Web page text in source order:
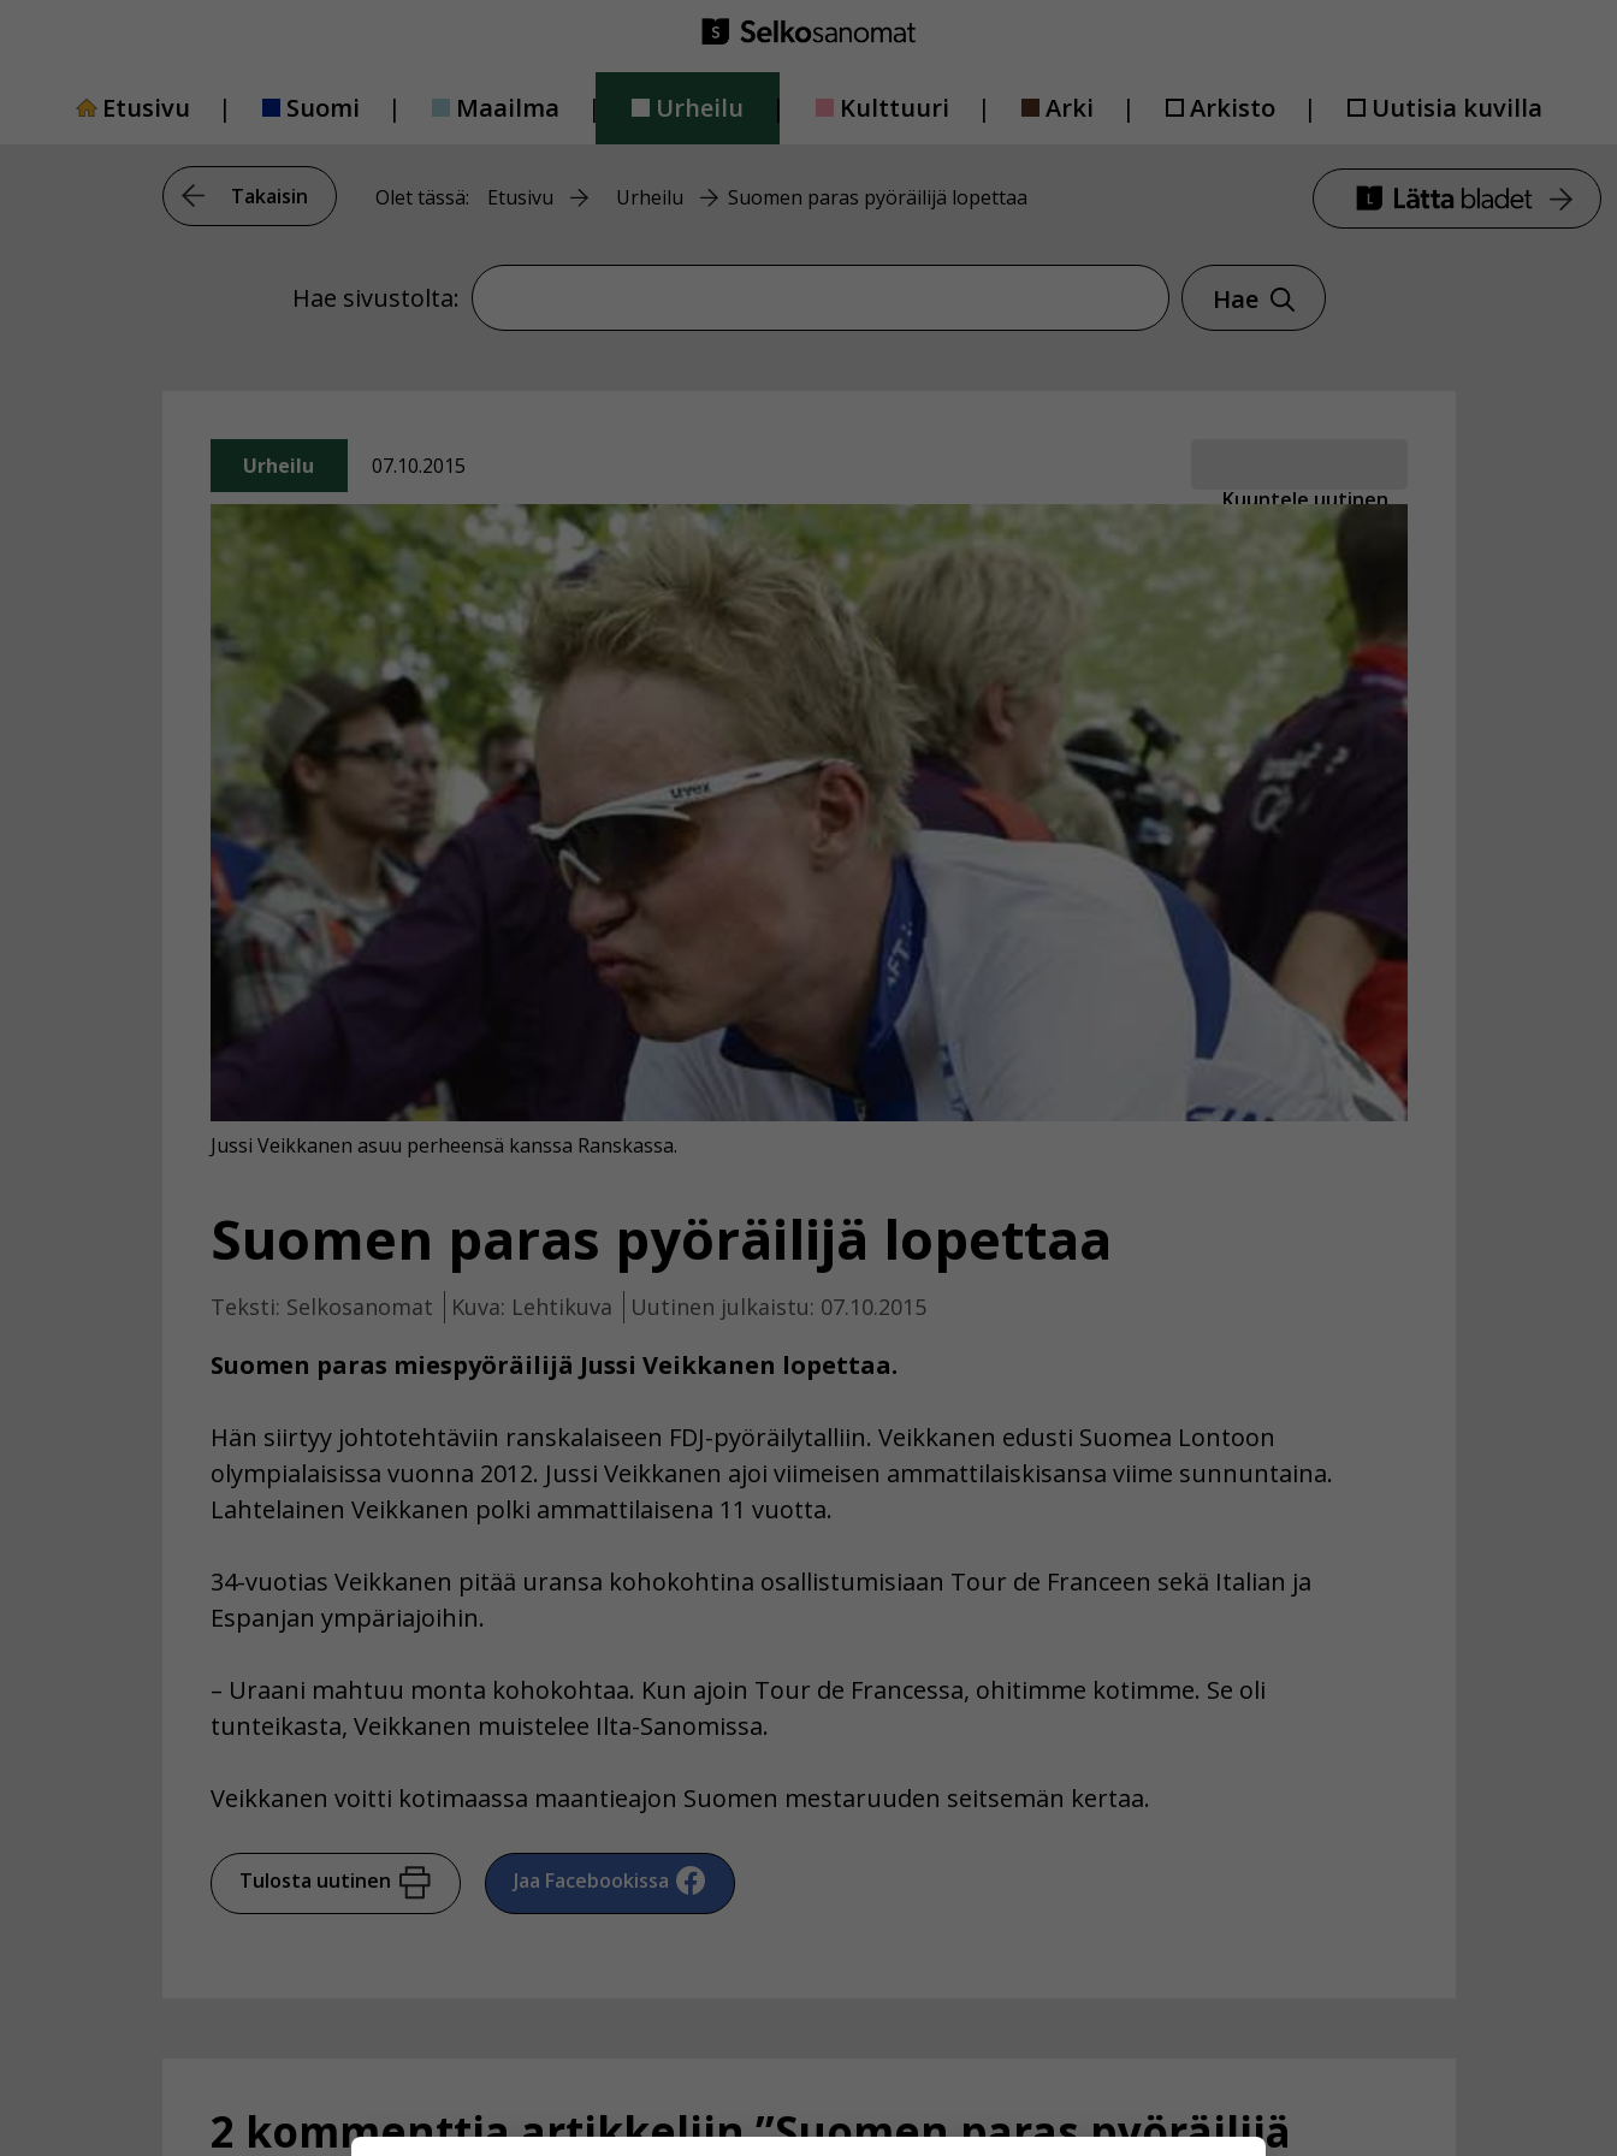
Etusivu
Suomi Maailma Urheilu Kulttuuri Arki Arkisto Uutisia kuvilla
Takaisin Olet tässä: Etusivu Urheilu Suomen paras pyöräilijä lopettaa
Hae sivustolta: Hae sivustolta
Hae
Kuuntele uutinen
Urheilu 07.10.2015
Suomen paras pyöräilijä lopettaa
Teksti: Selkosanomat Kuva: Lehtikuva Uutinen julkaistu: 07.10.2015
Suomen paras miespyöräilijä Jussi Veikkanen lopettaa.
Jussi Veikkanen asuu perheensä kanssa Ranskassa.
Hän siirtyy johtotehtäviin ranskalaiseen FDJ-pyöräilytalliin. Veikkanen edusti Suomea Lontoon
olympialaisissa vuonna 2012. Jussi Veikkanen ajoi viimeisen ammattilaiskisansa viime sunnuntaina.
Lahtelainen Veikkanen polki ammattilaisena 11 vuotta.
34-vuotias Veikkanen pitää uransa kohokohtina osallistumisiaan Tour de Franceen sekä Italian ja
Espanjan ympäriajoihin.
– Uraani mahtuu monta kohokohtaa. Kun ajoin Tour de Francessa, ohitimme kotimme. Se oli
tunteikasta, Veikkanen muistelee Ilta-Sanomissa.
Veikkanen voitti kotimaassa maantieajon Suomen mestaruuden seitsemän kertaa.
Tulosta uutinen Jaa Facebookissa
2 kommenttia artikkeliin ”Suomen paras pyöräilijä